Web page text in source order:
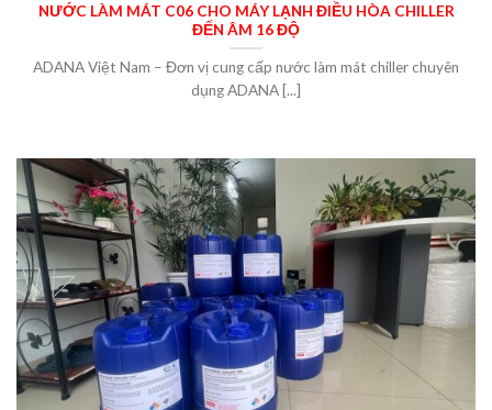
NƯỚC LÀM MÁT C06 CHO MÁY LẠNH ĐIỀU HÒA CHILLER
ĐẾN ÂM 16 ĐỘ
ADANA Việt Nam – Đơn vị cung cấp nước làm mát chiller chuyên
dụng ADANA [...]